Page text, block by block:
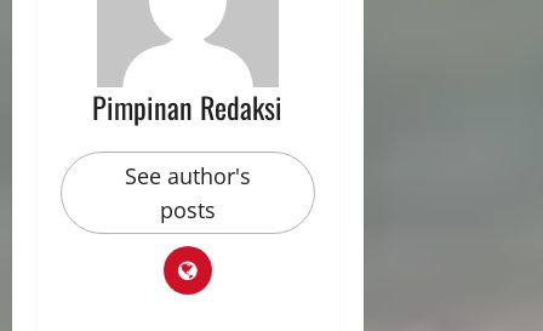
Pimpinan Redaksi
See author's
posts